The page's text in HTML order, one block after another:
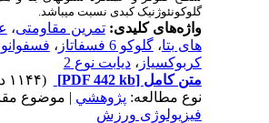
گلوکونئوژنیک کبدی نسبت می­باشد.
واژه‌های کلیدی:تمرین مقاومتی،
های بتا،گلوکو 6 فسفاتاز ،
کربوکسیاز، دیابت نوع 2
متن کامل[PDF 442 kb]
نوع مطالعه:پژوهشي| موضوع
فیزیولوژی ورزش